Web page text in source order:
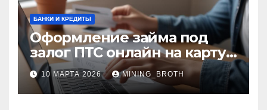
БАНКИ И КРЕДИТЫ
Оформление займа под
залог ПТС онлайн на карту
без визита в офис: порядок,
требования и документы
10 МАРТА 2026 MINING_BROTH